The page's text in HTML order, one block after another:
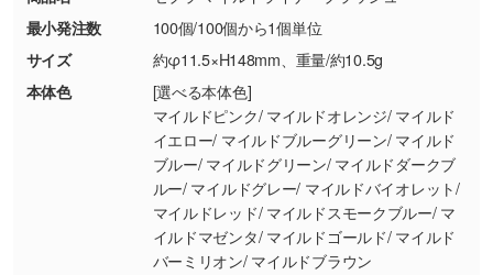
DIC・PANTONEなどのカラーチップの指定や、
現物支給による色指定も承っております。→
しく見る
・背景がある画像からキャラクター部分だけを
使いたいです
シンプルな背景のデータや、使いたいキャラク
ター部分の輪郭がはっきりしているデータは切
り抜き処理が可能です。→ 詳しく見る
・お客様の元で商品を加工された場合、または
商品が破損した場合
・商品到着後7日以上経過している場合
・お客様のご都合による返品・交換依頼(商
品・色・数量などの注文間違い等)
最小発注数
100個/100個から1個単位
サイズ
約φ11.5×H148mm、重量/約10.5g
本体色
[選べる本体色]
マイルドピンク/ マイルドオレンジ/ マイルド
イエロー/ マイルドブルーグリーン/ マイルド
ブルー/ マイルドグリーン/ マイルドダークブ
ルー/ マイルドグレー/ マイルドバイオレット/
マイルドレッド/ マイルドスモークブルー/ マ
イルドマゼンタ/ マイルドゴールド/ マイルド
バーミリオン/ マイルドブラウン